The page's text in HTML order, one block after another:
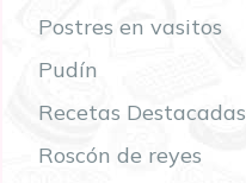
Postres en vasitos
Pudín
Recetas Destacadas
Roscón de reyes